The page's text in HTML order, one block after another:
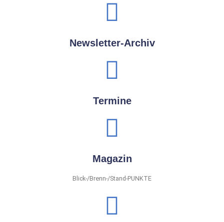
Newsletter-Archiv
Termine
Magazin
Blick-/Brenn-/Stand-PUNKTE